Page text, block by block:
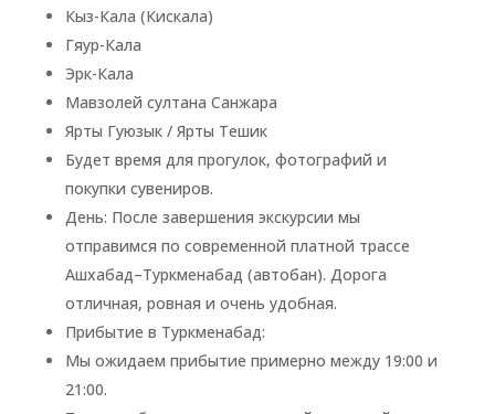
Кыз-Кала (Кискала)
Гяур-Кала
Эрк-Кала
Мавзолей султана Санжара
Ярты Гуюзык / Ярты Тешик
Будет время для прогулок, фотографий и
покупки сувениров.
День: После завершения экскурсии мы
отправимся по современной платной трассе
Ашхабад–Туркменабад (автобан). Дорога
отличная, ровная и очень удобная.
Прибытие в Туркменабад:
Мы ожидаем прибытие примерно между 19:00 и
21:00.